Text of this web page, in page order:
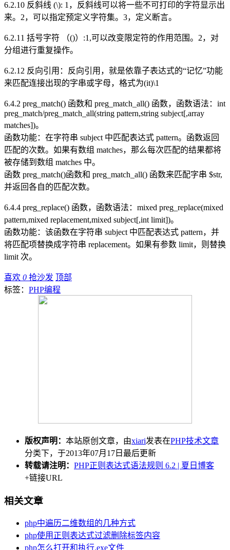
6.2.10 反斜线 (\): 1，反斜线可以将一些不可打印的字符显示出
来。2，可以指定预定义字符集。3，定义断言。
6.2.11 括号字符 （()）:1,可以改变限定符的作用范围。2，对
分组进行重复操作。
6.2.12 反向引用：反向引用，就是依靠子表达式的“记忆”功能
来匹配连接出现的字串或字母，格式为(it)\1
6.4.2 preg_match() 函数和 preg_match_all() 函数，函数语法：int
preg_match/preg_match_all(string pattern,string subject[,array
matches])。
函数功能：在字符串 subject 中匹配表达式 pattern。函数返回
匹配的次数。如果有数组 matches，那么每次匹配的结果都将
被存储到数组 matches 中。
函数 preg_match()函数和 preg_match_all() 函数来匹配字串 $str,
并返回各自的匹配次数。
6.4.4 preg_replace() 函数，函数语法：mixed preg_replace(mixed
pattern,mixed replacement,mixed subject[,int limit])。
函数功能：该函数在字符串 subject 中匹配表达式 pattern，并
将匹配项替换成字符串 replacement。如果有参数 limit，则替换
limit 次。
喜欢 0 抢沙发 顶部
标签： PHP编程
版权声明： 本站原创文章，由xiari发表在PHP技术文章
分类下，于2013年07月17日最后更新
转载请注明： PHP正则表达式语法规则 6.2 | 夏日博客
+链接URL
相关文章
php中遍历二维数组的几种方式
php使用正则表达式过滤删除标签内容
php怎么打开和执行.exe文件